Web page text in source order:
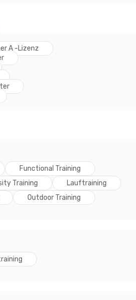
A -Lizenz
Functional Training
Training
Lauftraining
Outdoor Training